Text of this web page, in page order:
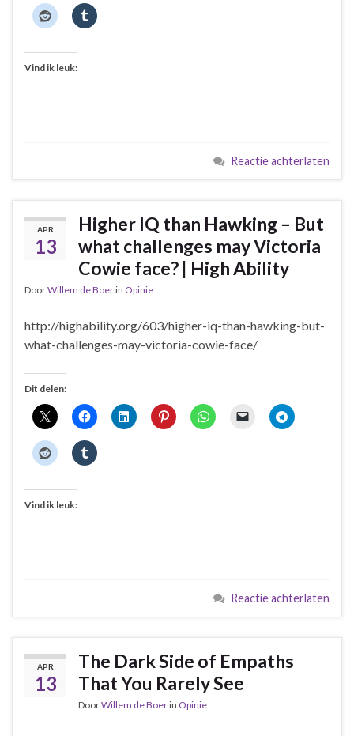
Vind ik leuk:
Reactie achterlaten
APR
13
Higher IQ than Hawking – But
what challenges may Victoria
Cowie face? | High Ability
DoorWillem de Boerin Opinie
http://highability.org/603/higher-iq-than-hawking-but-
what-challenges-may-victoria-cowie-face/
Dit delen:
Vind ik leuk:
Reactie achterlaten
APR
13
The Dark Side of Empaths
That You Rarely See
DoorWillem de Boerin Opinie